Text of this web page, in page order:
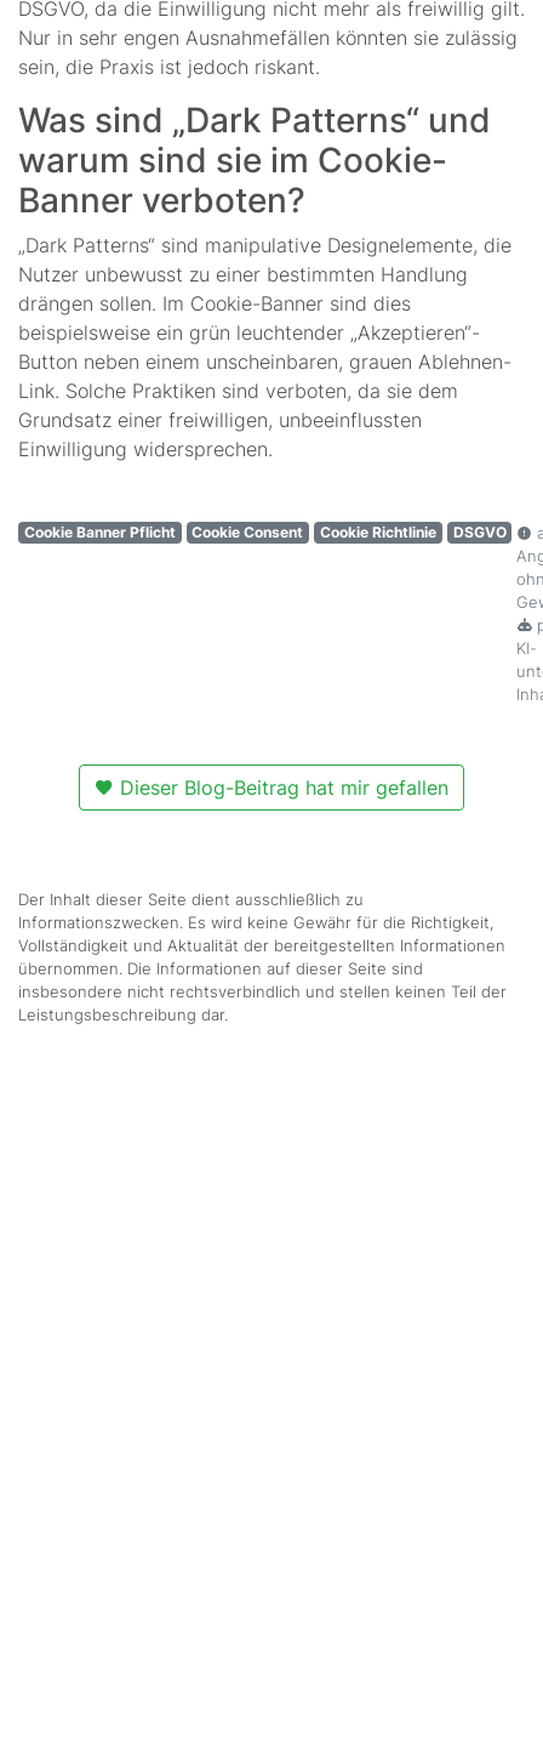
DSGVO, da die Einwilligung nicht mehr als freiwillig gilt.
Nur in sehr engen Ausnahmefällen könnten sie zulässig
sein, die Praxis ist jedoch riskant.
Was sind „Dark Patterns“ und
warum sind sie im Cookie-
Banner verboten?
„Dark Patterns“ sind manipulative Designelemente, die
Nutzer unbewusst zu einer bestimmten Handlung
drängen sollen. Im Cookie-Banner sind dies
beispielsweise ein grün leuchtender „Akzeptieren“-
Button neben einem unscheinbaren, grauen Ablehnen-
Link. Solche Praktiken sind verboten, da sie dem
Grundsatz einer freiwilligen, unbeeinflussten
Einwilligung widersprechen.
Cookie Banner Pflicht Cookie Consent Cookie Richtlinie DSGVO
KI-
Dieser Blog-Beitrag hat mir gefallen
Der Inhalt dieser Seite dient ausschließlich zu
Informationszwecken. Es wird keine Gewähr für die Richtigkeit,
Vollständigkeit und Aktualität der bereitgestellten Informationen
übernommen. Die Informationen auf dieser Seite sind
insbesondere nicht rechtsverbindlich und stellen keinen Teil der
Leistungsbeschreibung dar.